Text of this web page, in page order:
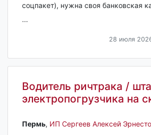
соцпакет), нужна своя банковская
...
28 июля
Водитель ричтрака /
электропогрузчика на
Пермь‎, ИП Сергеев Алексей